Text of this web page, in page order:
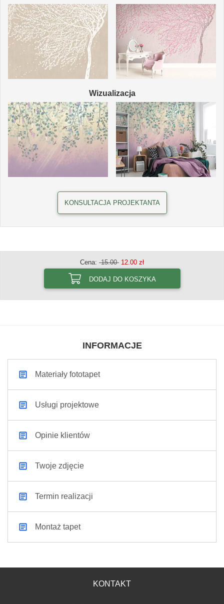
Wizualizacja
KONSULTACJA PROJEKTANTA
Cena: 15.00 12.00 zł
DODAJ DO KOSZYKA
INFORMACJE
Materiały fototapet
Usługi projektowe
Opinie klientów
Twoje zdjęcie
Termin realizacji
Montaż tapet
KONTAKT